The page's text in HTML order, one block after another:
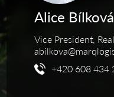
Alice Bílková
Vice President,
+420 608 434